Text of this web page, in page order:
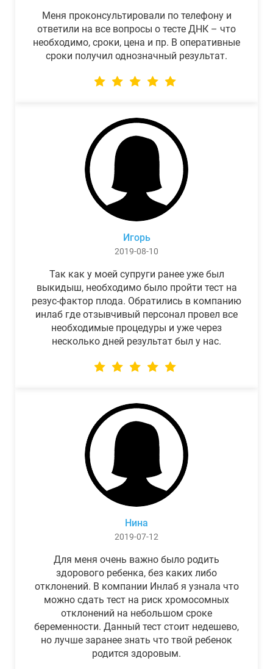
Меня проконсультировали по телефону и
ответили на все вопросы о тесте ДНК – что
необходимо, сроки, цена и пр. В оперативные
сроки получил однозначный результат.
Игорь
2019-08-10
Так как у моей супруги ранее уже был
выкидыш, необходимо было пройти тест на
резус-фактор плода. Обратились в компанию
инлаб где отзывчивый персонал провел все
необходимые процедуры и уже через
несколько дней результат был у нас.
Нина
2019-07-12
Для меня очень важно было родить
здорового ребенка, без каких либо
отклонений. В компании Инлаб я узнала что
можно сдать тест на риск хромосомных
отклонений на небольшом сроке
беременности. Данный тест стоит недешево,
но лучше заранее знать что твой ребенок
родится здоровым.